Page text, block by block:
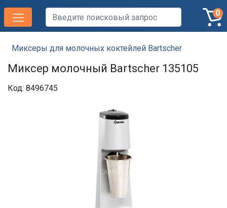
0
Миксеры для молочных коктейлей Bartscher
Миксер молочный Bartscher 135105
Код: 8496745